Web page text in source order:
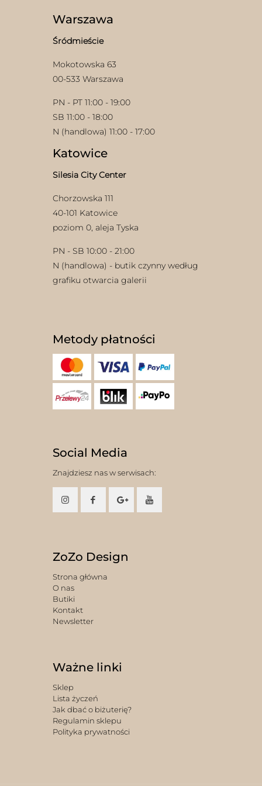
Warszawa
Śródmieście
Mokotowska 63
00-533 Warszawa
PN - PT 11:00 - 19:00
SB 11:00 - 18:00
N (handlowa) 11:00 - 17:00
Katowice
Silesia City Center
Chorzowska 111
40-101 Katowice
poziom 0, aleja Tyska
PN - SB 10:00 - 21:00
N (handlowa) - butik czynny według
grafiku otwarcia galerii
Metody płatności
Social Media
Znajdziesz nas w serwisach:
ZoZo Design
Strona główna
O nas
Butiki
Kontakt
Newsletter
Ważne linki
Sklep
Lista życzeń
Jak dbać o biżuterię?
Regulamin sklepu
Polityka prywatności